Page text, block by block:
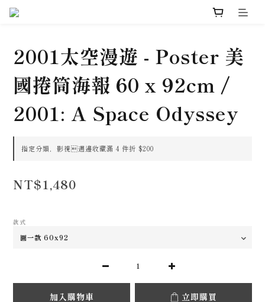
2001太空漫遊 - Poster 美
國捲筒海報 60 x 92cm /
2001: A Space Odyssey
指定分類，影視週邊收藏滿 4 件折 $200
NT$1,480
款式
加入購物車 立即購買